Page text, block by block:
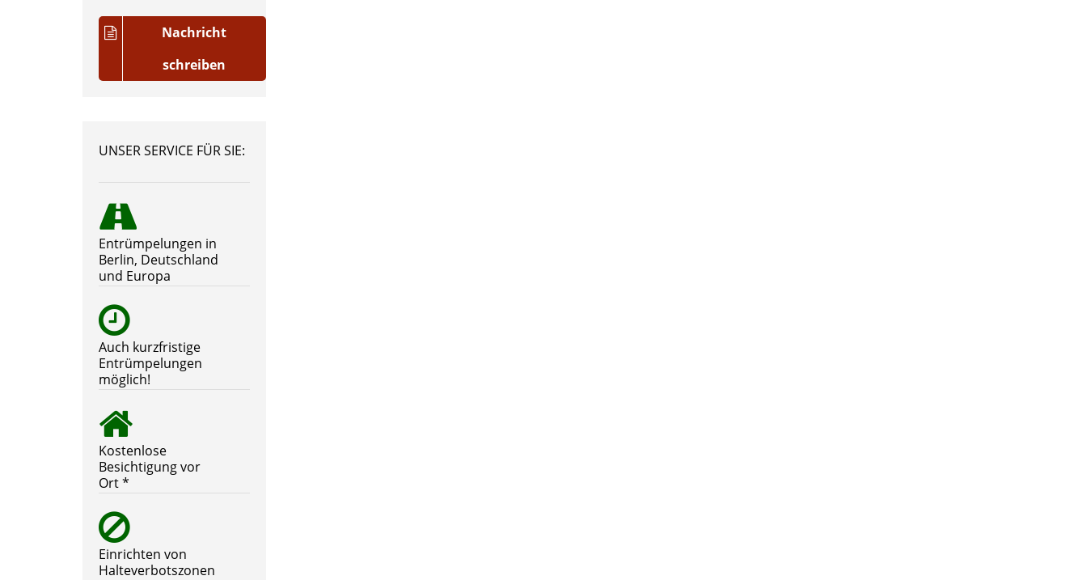
Nachricht
schreiben
UNSER SERVICE FÜR SIE:
Entrümpelungen in
Berlin, Deutschland
und Europa
Auch kurzfristige
Entrümpelungen
möglich!
Kostenlose
Besichtigung vor
Ort *
Einrichten von
Halteverbotszonen